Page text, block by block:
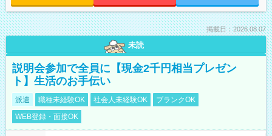
掲載日：2026.08.07
未読
説明会参加で全員に【現金2千円相当プレゼン
ト】生活のお手伝い
派遣 職種未経験OK 社会人未経験OK
ブランクOK
WEB登録・面接OK